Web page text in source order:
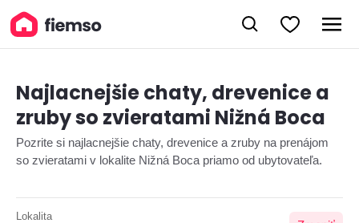
Najlacnejšie chaty, drevenice a
zruby so zvieratami Nižná Boca
Pozrite si najlacnejšie chaty, drevenice a zruby na prenájom
so zvieratami v lokalite Nižná Boca priamo od ubytovateľa.
Lokalita